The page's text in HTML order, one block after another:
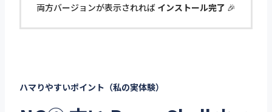
両方バージョンが表示されれば インストール完了 🎉
ハマりやすいポイント（私の実体験）